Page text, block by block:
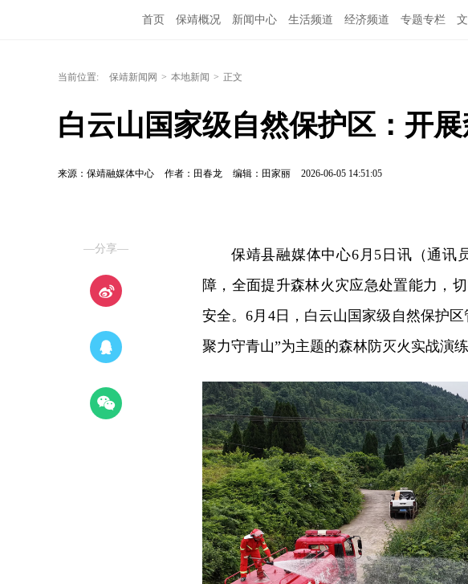
首页 保靖概况 新闻中心 生活频道 经济频道 专题专栏
当前位置: 保靖新闻网 > 本地新闻 > 正文
白云山国家级自然保护区：开
来源：保靖融媒体中心 作者：田春龙 编辑：田家丽 2026-06-05 14:51:05
—分享—
保靖县融媒体中心6月5日讯（通讯
障，全面提升森林火灾应急处置能力，
安全。6月4日，白云山国家级自然保护
聚力守青山”为主题的森林防灭火实战演练